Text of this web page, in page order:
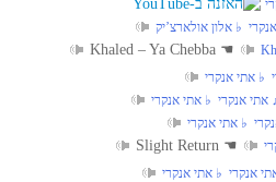
♭ אלון אולארצ’יק
☚
♭ אתי אנקרי
אנקרי‏ ♭ אתי אנקרי
♭ אתי אנקרי
☚
אנקרי‏ ♭ אתי אנקרי